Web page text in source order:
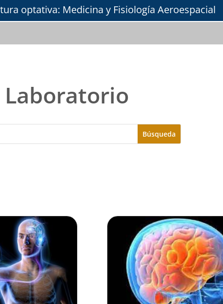
optativa: Medicina y Fisiología Aeroespacial
Laboratorio